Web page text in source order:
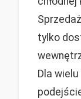
tylko
Dla